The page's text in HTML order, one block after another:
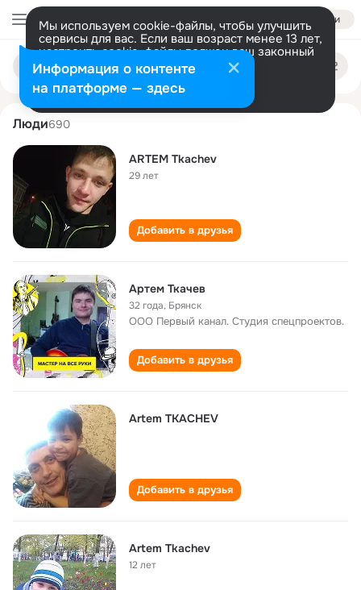
Войти
Мы используем cookie-файлы, чтобы улучшить
сервисы для вас. Если ваш возраст менее 13 лет,
настроить cookie-файлы должен ваш законный
представитель. Больше информации
Разрешить все Настроить
Поиск
людям
artem tkachev
Люди690
ARTEM Tkachev
29 лет
Добавить в друзья
Артем Ткачев
32 года, Брянск
ООО Первый канал. Студия спецпроектов.
Добавить в друзья
Artem TKACHEV
Добавить в друзья
Artem Tkachev
12 лет
Информация о контенте
на платформе — здесь